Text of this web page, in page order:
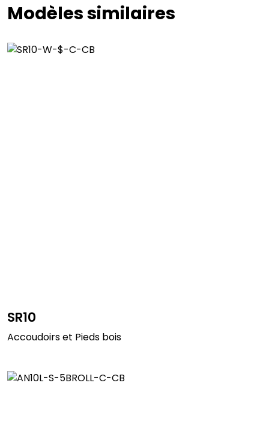
Modèles similaires
SR10
Accoudoirs et Pieds bois